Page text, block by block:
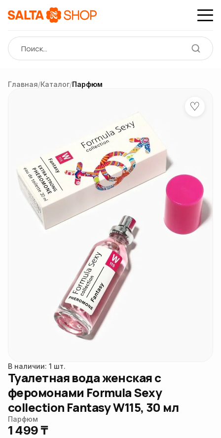
Главная/Каталог/Парфюм
♡
В наличии: 1 шт.
Туалетная вода женская с
феромонами Formula Sexy
collection Fantasy W115, 30 мл
Парфюм
1 499 ₸